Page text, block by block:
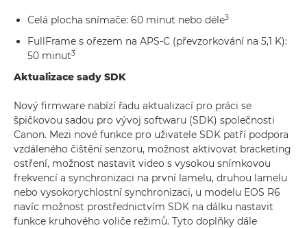
Celá plocha snímače: 60 minut nebo déle3
FullFrame s ořezem na APS-C (převzorkování na 5,1 K):
50 minut3
Aktualizace sady SDK
Nový firmware nabízí řadu aktualizací pro práci se
špičkovou sadou pro vývoj softwaru (SDK) společnosti
Canon. Mezi nové funkce pro uživatele SDK patří podpora
vzdáleného čištění senzoru, možnost aktivovat bracketing
ostření, možnost nastavit video s vysokou snímkovou
frekvencí a synchronizaci na první lamelu, druhou lamelu
nebo vysokorychlostní synchronizaci, u modelu EOS R6
navíc možnost prostřednictvím SDK na dálku nastavit
funkce kruhového voliče režimů. Tyto doplňky dále